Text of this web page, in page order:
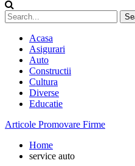
Acasa
Asigurari
Auto
Constructii
Cultura
Diverse
Educatie
Articole Promovare Firme
Home
service auto